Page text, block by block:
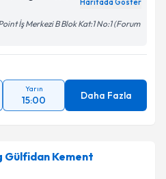
Haritada Göster
İş Merkezi B Blok Kat:1 No:1 (Forum
Yarın
15:00 Daha Fazla
Gülfidan Kement